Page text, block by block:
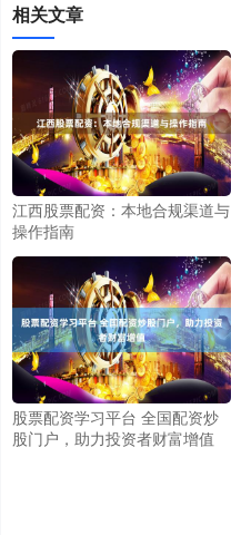
相关文章
江西股票配资：本地合规渠道与
操作指南
股票配资学习平台 全国配资炒
股门户，助力投资者财富增值